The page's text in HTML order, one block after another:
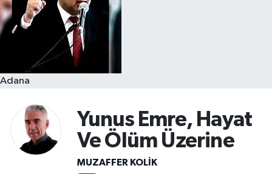
Adana
Yunus Emre, Hayat
Ve Ölüm Üzerine
MUZAFFER KOLİK
Resmi İlanlar